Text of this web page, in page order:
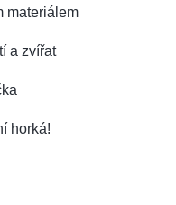
materiálem
a zvířat
horká!